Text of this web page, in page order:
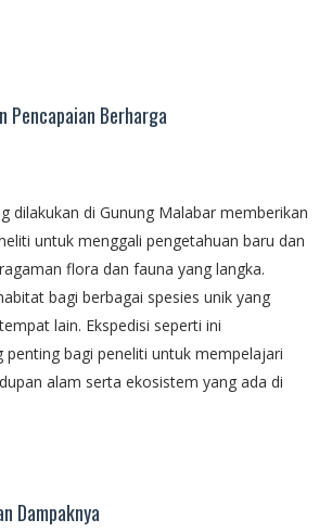
Pencapaian Berharga
dilakukan di Gunung Malabar memberikan
untuk menggali pengetahuan baru dan
flora dan fauna yang langka.
bagi berbagai spesies unik yang
lain. Ekspedisi seperti ini
penting bagi peneliti untuk mempelajari
alam serta ekosistem yang ada di
Dampaknya